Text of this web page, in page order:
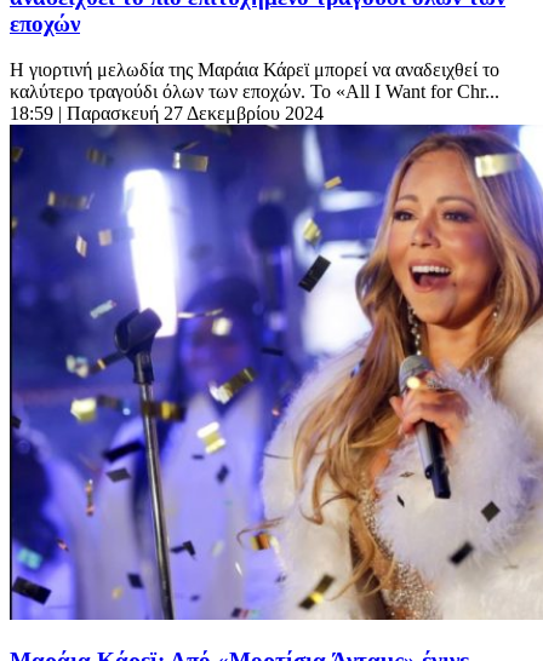
εποχών
Η γιορτινή μελωδία της Μαράια Κάρεϊ μπορεί να αναδειχθεί το
καλύτερο τραγούδι όλων των εποχών. Το «All I Want for Chr...
18:59 | Παρασκευή 27 Δεκεμβρίου 2024